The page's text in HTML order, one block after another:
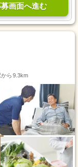
募画面へ進む
ら9.3km